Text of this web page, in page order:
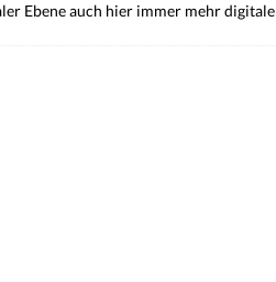
Ebene auch hier immer mehr digitale